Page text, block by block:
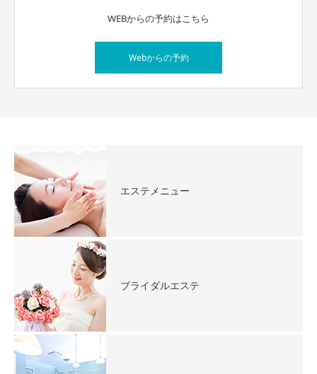
WEBからの予約はこちら
Webからの予約
エステメニュー
ブライダルエステ